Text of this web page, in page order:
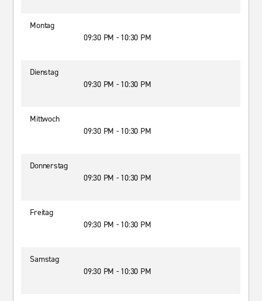
Montag
09:30 PM - 10:30 PM
Dienstag
09:30 PM - 10:30 PM
Mittwoch
09:30 PM - 10:30 PM
Donnerstag
09:30 PM - 10:30 PM
Freitag
09:30 PM - 10:30 PM
Samstag
09:30 PM - 10:30 PM